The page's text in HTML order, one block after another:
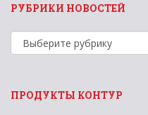
РУБРИКИ НОВОСТЕЙ
Рубрики
новостей
ПРОДУКТЫ КОНТУР